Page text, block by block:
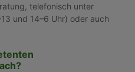
telefonisch unter
und 14–6 Uhr) oder auch